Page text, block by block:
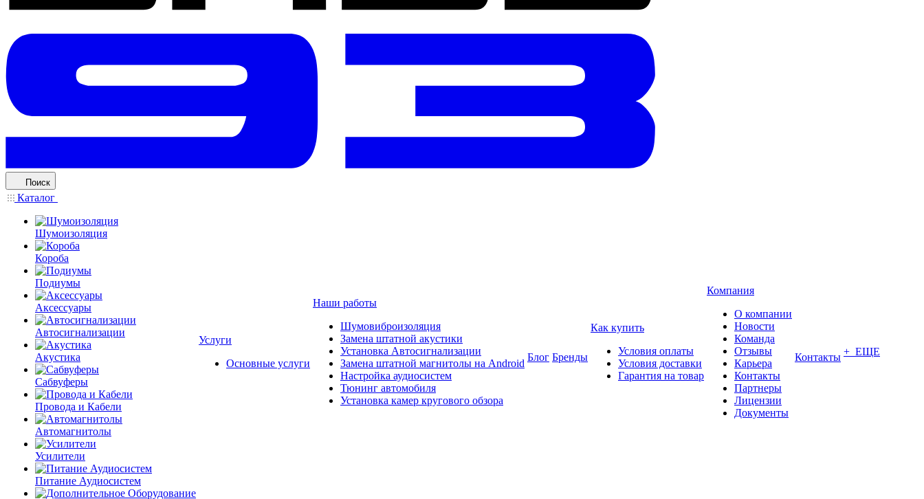
Поиск
Каталог
Шумоизоляция
Короба
Подиумы
Аксессуары
Автосигнализации
Акустика
Сабвуферы
Провода и Кабели
Автомагнитолы
Усилители
Питание Аудиосистем
Услуги
Основные услуги
Наши работы
Шумовиброизоляция
Замена штатной акустики
Установка Автосигнализации
Замена штатной магнитолы на Android
Настройка аудиосистем
Тюнинг автомобиля
Установка камер кругового обзора
Блог Бренды
Как купить
Условия оплаты
Условия доставки
Гарантия на товар
Компания
О компании
Новости
Команда
Отзывы
Карьера
Контакты
Партнеры
Лицензии
Документы
Контакты + ЕЩЕ